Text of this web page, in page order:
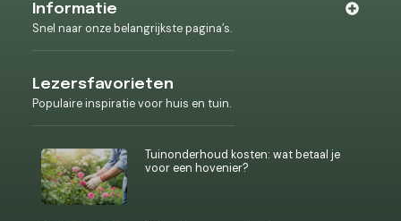
Informatie
Snel naar onze belangrijkste pagina’s.
Lezersfavorieten
Populaire inspiratie voor huis en tuin.
Tuinonderhoud kosten: wat betaal je
voor een hovenier?